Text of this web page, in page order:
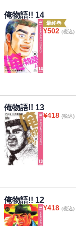
俺物語!! 14
最終巻
¥502 (税込)
俺物語!! 13
¥418 (税込)
俺物語!! 12
¥418 (税込)